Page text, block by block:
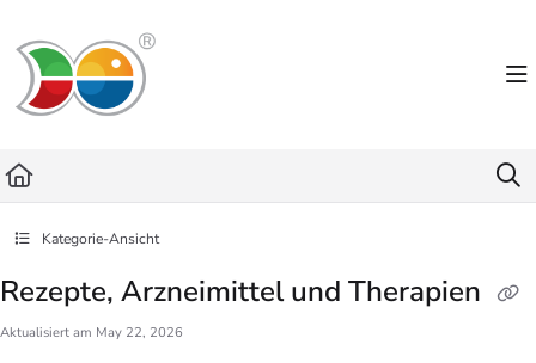
Fetch the complete documentation index at:
Use this file to discover all available pages before exploring further.
Kategorie-Ansicht
Rezepte, Arzneimittel und Therapien
Aktualisiert am May 22, 2026